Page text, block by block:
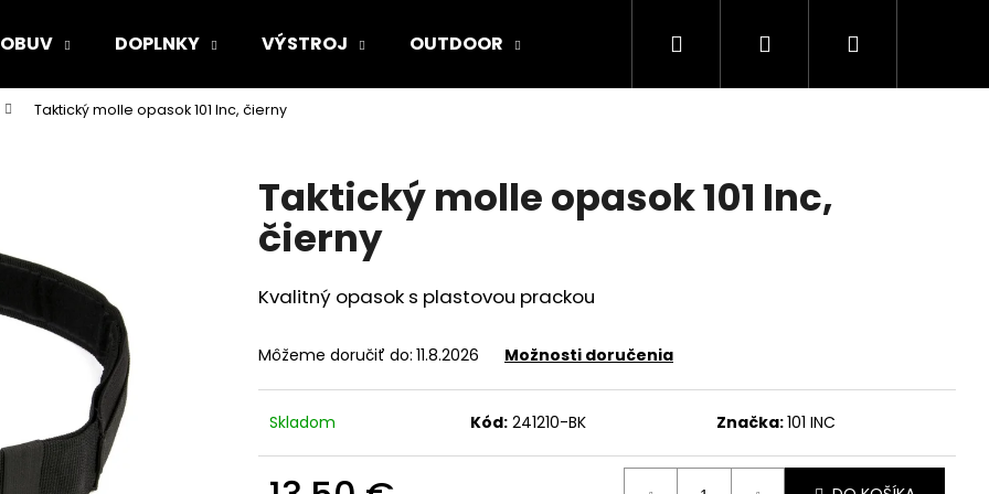
OBUV DOPLNKY VÝSTROJ OUTDOOR ARMY ORIGINAL Kamenná predajňa
Hľadať PrihlásenieNákupný
Taktický molle opasok 101 Inc, čierny
Taktický molle opasok 101 Inc,
čierny
Kvalitný opasok s plastovou prackou
Môžeme doručiť do: 11.8.2026 Možnosti doručenia
Skladom Kód: 241210-BK Značka:101 INC
Čo potrebujete nájsť?
HĽADAŤ
Odporúčame